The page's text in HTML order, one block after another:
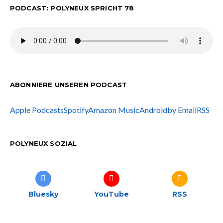
PODCAST: POLYNEUX SPRICHT 78
ABONNIERE UNSEREN PODCAST
Apple PodcastsSpotifyAmazon MusicAndroidby EmailRSS
POLYNEUX SOZIAL
Bluesky YouTube RSS